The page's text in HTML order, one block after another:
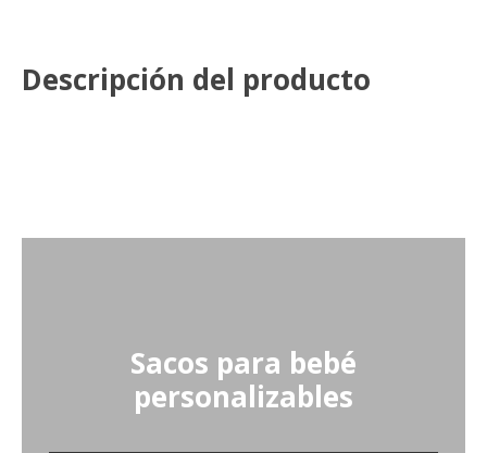
Descripción del producto
Sacos para bebé
personalizables